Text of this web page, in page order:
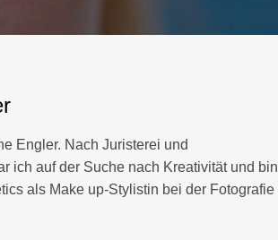
Engler. Nach Juristerei und
ich auf der Suche nach Kreativität und bin
als Make up-Stylistin bei der Fotografie